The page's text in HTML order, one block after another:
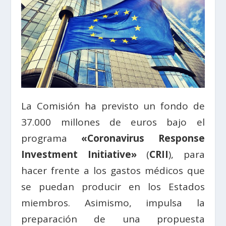
La Comisión ha previsto un fondo de
37.000 millones de euros bajo el
programa «Coronavirus Response
Investment Initiative»(CRII), para
hacer frente a los gastos médicos que
se puedan producir en los Estados
miembros. Asimismo, impulsa la
preparación de una propuesta